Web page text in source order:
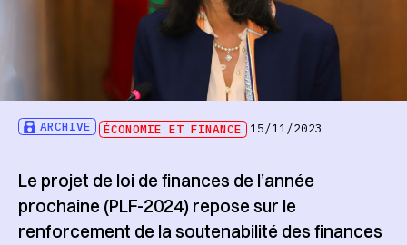
ARCHIVE ÉCONOMIE ET FINANCE 15/11/2023
Le projet de loi de finances de l’année
prochaine (PLF-2024) repose sur le
renforcement de la soutenabilité des finances